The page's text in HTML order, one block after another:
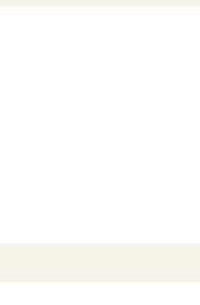
仁烤蘋果／椰棗填蜂